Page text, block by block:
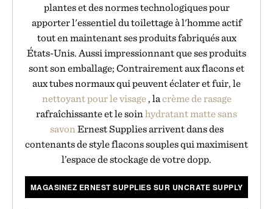
plantes et des normes technologiques pour
apporter l'essentiel du toilettage à l'homme actif
tout en maintenant ses produits fabriqués aux
États-Unis. Aussi impressionnant que ses produits
sont son emballage; Contrairement aux flacons et
aux tubes normaux qui peuvent éclater et fuir, le
nettoyant pour le visage, lacrème de rasage
rafraîchissante et le soin hydratant mattesans
savon Ernest Supplies arrivent dans des
contenants de style flacons souples qui maximisent
l’espace de stockage de votre dopp.
MAGASINEZ ERNEST SUPPLIES SUR UNCRATE SUPPLY